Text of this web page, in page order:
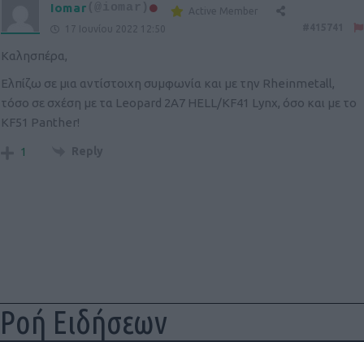
Ροή Ειδήσεων
Iomar (@iomar)
Active Member
17 Ιουνίου 2022 12:50
Καλησπέρα,
Ελπίζω σε μια αντίστοιχη συμφωνία και με την Rheinmetall,
τόσο σε σχέση με τα Leopard 2A7 HELL/KF41 Lynx, όσο και με το
KF51 Panther!
1 Reply